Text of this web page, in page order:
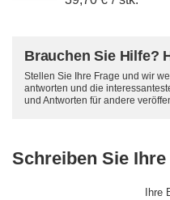
Brauchen Sie Hilfe?
Stellen Sie Ihre Frage und wir
antworten und die
und Antworten für andere
Schreiben Sie
Ihre